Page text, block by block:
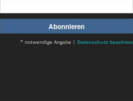
* notwendige Angabe | Datenschutz beachten